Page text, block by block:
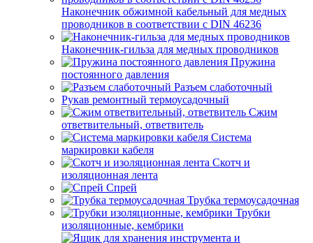
Наконечник обжимной кабельный для медных
проводников в соответствии с DIN 46236
Наконечник-гильза для медных проводников
Пружина
постоянного давления
Разъем слаботочный
Рукав ремонтный термоусадочный
Сжим
ответвительный, ответвитель
Система
маркировки кабеля
Скотч и
изоляционная лента
Спрей
Трубка термоусадочная
Трубки
изоляционные, кембрики